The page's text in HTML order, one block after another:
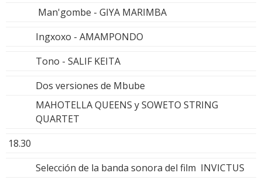
Man'gombe - GIYA MARIMBA
Ingxoxo - AMAMPONDO
Tono - SALIF KEITA
Dos versiones de Mbube
MAHOTELLA QUEENS y SOWETO STRING
QUARTET
18.30
Selección de la banda sonora del film INVICTUS